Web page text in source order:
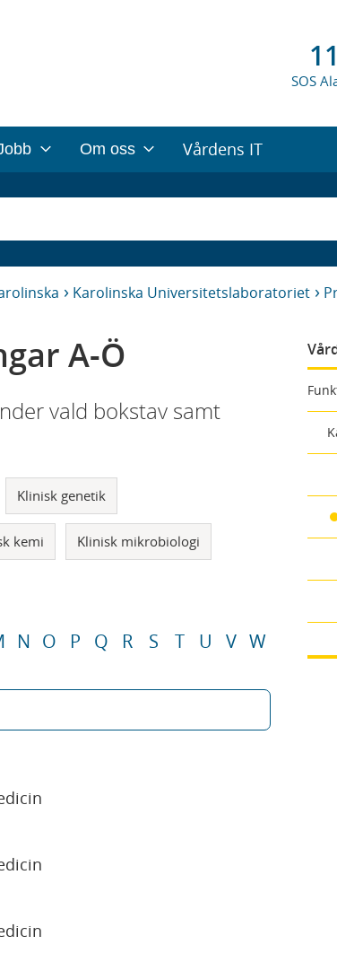
SOS
Om oss Vårdens IT
Karolinska Universitetslaboratoriet
A-Ö
vald bokstav samt
Klinisk genetik
kemi Klinisk mikrobiologi
N O P Q R S T U V W